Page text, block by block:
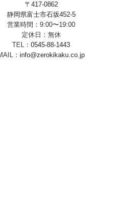
〒417-0862
静岡県富士市石坂452-5
営業時間：9:00〜19:00
定休日：無休
TEL： 0545-88-1443
： info@zerokikaku.co.jp